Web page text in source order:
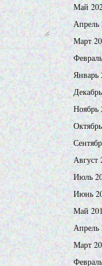
Май
Апрель
Март
Январь
Ноябрь
Август
Июль
Июнь
Май
Апрель
Март